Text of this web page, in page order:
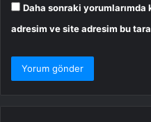
Daha sonraki yorumlarımda
adresim ve site adresim bu